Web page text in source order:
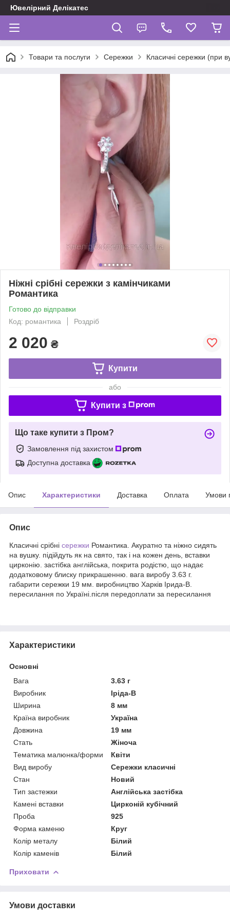
Ювелірний Делікатес
Товари та послуги Сережки Класичні сережки (при
Ніжні срібні сережки з камінчиками
Романтика
Готово до відправки
Код: романтика
Роздріб
2 020 ₴
Купити
або
Купити з
Що таке купити з Пром?
Замовлення під захистом
Доступна доставка
Опис Характеристики Доставка Оплата Умови
Опис
Класичні срібні сережки Романтика. Акуратно та ніжно сидять
на вушку. підійдуть як на свято, так і на кожен день, вставки
цирконію. застібка англійська, покрита родістю, що надає
додатковому блиску прикрашенню. вага виробу 3.63 г.
габарити сережки 19 мм. виробництво Харків Ірида-В.
пересилання по Україні.після передоплати за пересилання
Характеристики
Основні
Вага
3.63 г
Виробник
Іріда-В
Ширина
8 мм
Країна виробник
Україна
Довжина
19 мм
Стать
Жіноча
Тематика малюнка/форми
Квіти
Вид виробу
Сережки класичні
Стан
Новий
Тип застежки
Англійська застібка
Камені вставки
Цирконій кубічний
Проба
925
Форма каменю
Круг
Колір металу
Білий
Колір каменів
Білий
Приховати
Умови доставки